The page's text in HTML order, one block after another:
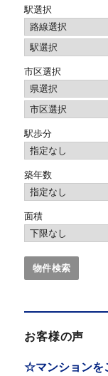
駅選択
市区選択
駅歩分
築年数
面積
お客様の声
☆マンションを